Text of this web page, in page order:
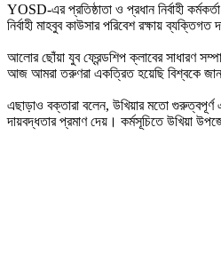
‎YOSD-এর প্রতিষ্ঠাতা ও প্রধান নির্বাহী
নির্বাহী মাহবুব কাউসার পরিবেশ রক্ষায়
‎আলোর ছোঁয়া যুব ফ্রেন্ডশিপ ক্লাবের সাধারণ
আজ আমরা তরুণরা একত্রিত হয়েছি বিশ্বকে
‎এছাড়াও বক্তারা বলেন, উখিয়ার মতো
দায়বদ্ধতার প্রমাণ দেয়। কর্মসূচিতে উখিয়া